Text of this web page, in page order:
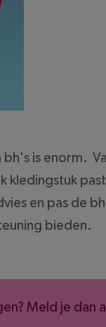
is enorm.
kledingstuk
en pas de
bieden.
Meld je dan